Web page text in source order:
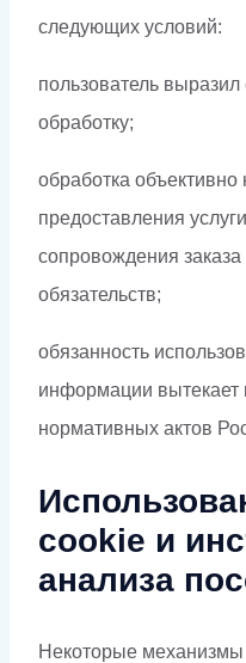
следующих условий:
пользователь выразил
обработку;
обработка
предоставления
сопровождения
обязательств;
обязанность
информации вытекает
нормативных актов
cookie и
анализа
Некоторые